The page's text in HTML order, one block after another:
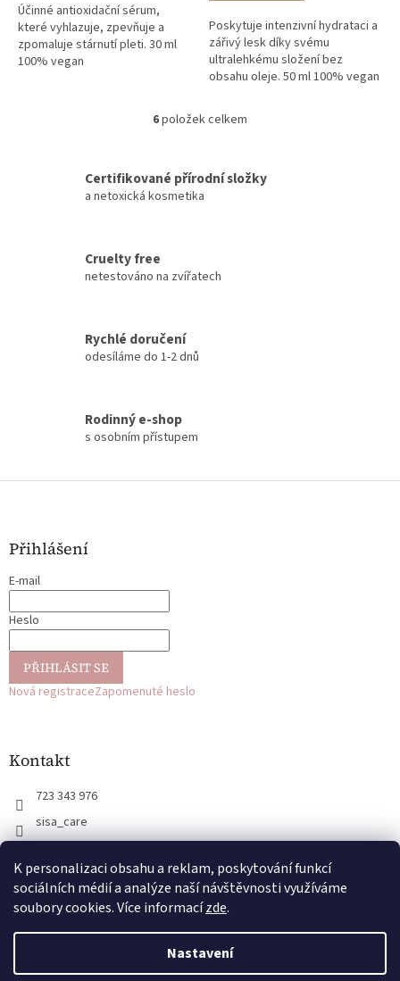
K personalizaci obsahu a reklam, poskytování funkcí
sociálních médií a analýze naší návštěvnosti využíváme
soubory cookies. Více informacízde.
Nastavení
5
hvězdiček.
Účinné antioxidační sérum,
které vyhlazuje, zpevňuje a
zpomaluje stárnutí pleti. 30 ml
100% vegan
Poskytuje intenzivní hydrataci a
zářivý lesk díky svému
ultralehkému složení bez
obsahu oleje. 50 ml 100% vegan
O
á
d
r
6položek celkem
Certifikované přírodní složky
a netoxická kosmetika
Cruelty free
netestováno na zvířatech
Rychlé doručení
odesíláme do 1-2 dnů
Rodinný e-shop
s osobním přístupem
Z
Přihlášení
E-mail
Heslo
PŘIHLÁSIT SE
Nová registraceZapomenuté heslo
Kontakt
723 343 976
sisa_care
@sisa_care